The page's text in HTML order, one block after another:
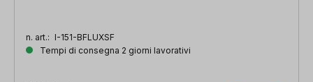
n. art.: I-151-BFLUXSF
Tempi di consegna 2 giorni lavorativi